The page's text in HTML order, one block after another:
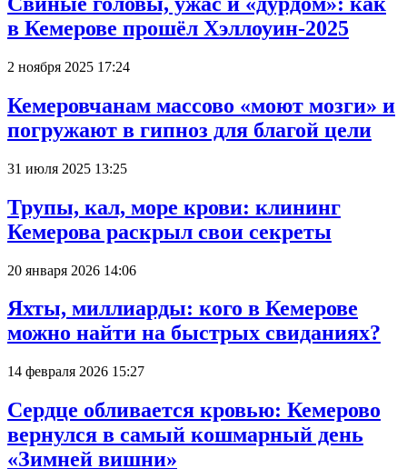
в Кемерове прошёл Хэллоуин-2025
2 ноября 2025 17:24
Кемеровчанам массово «моют мозги» и
погружают в гипноз для благой цели
31 июля 2025 13:25
Трупы, кал, море крови: клининг
Кемерова раскрыл свои секреты
20 января 2026 14:06
Яхты, миллиарды: кого в Кемерове
можно найти на быстрых свиданиях?
14 февраля 2026 15:27
Сердце обливается кровью: Кемерово
вернулся в самый кошмарный день
«Зимней вишни»